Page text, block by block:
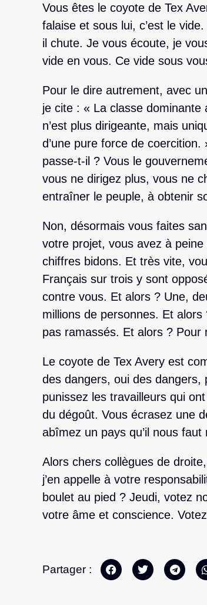
Vous êtes le coyote de Tex
falaise et sous lui, c’est le
il chute. Je vous écoute, je
vide en vous. Ce vide sous
Pour le dire autrement, avec
je cite : « La classe dominante
n’est plus dirigeante, mais
d’une pure force de
passe-t-il ? Vous le
vous ne dirigez plus, vous ne
entraîner le peuple, à obtenir
Non, désormais vous faites
votre projet, vous avez à
chiffres bidons. Et très vite,
Français sur trois y sont
contre vous. Et alors ? Une,
millions de personnes. Et
pas ramassés. Et alors ? Pour
Le coyote de Tex Avery est
des dangers, oui des dangers,
punissez les travailleurs qui
du dégoût. Vous écrasez une
abîmez un pays qu’il nous faut
Alors chers collègues de
j’en appelle à votre
boulet au pied ? Jeudi, votez
votre âme et conscience.
Partager :